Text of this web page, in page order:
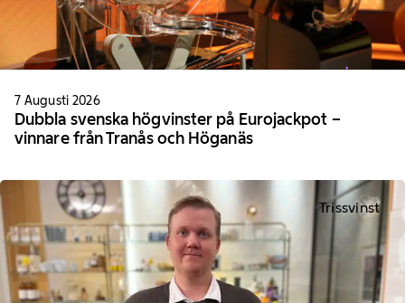
7 Augusti 2026
Dubbla svenska högvinster på Eurojackpot –
vinnare från Tranås och Höganäs
Trissvinst